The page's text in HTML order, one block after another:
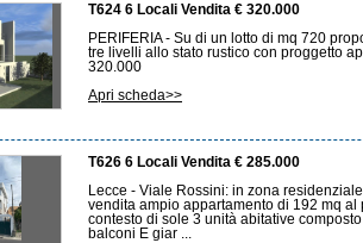
T624 6 Locali Vendita € 320.000
PERIFERIA - Su di un lotto di mq 720
tre livelli allo stato rustico con proggetto
320.000
Apri scheda>>
T626 6 Locali Vendita € 285.000
Lecce - Viale Rossini: in zona
vendita ampio appartamento di 192 mq
contesto di sole 3 unità abitative
balconi E giar ...